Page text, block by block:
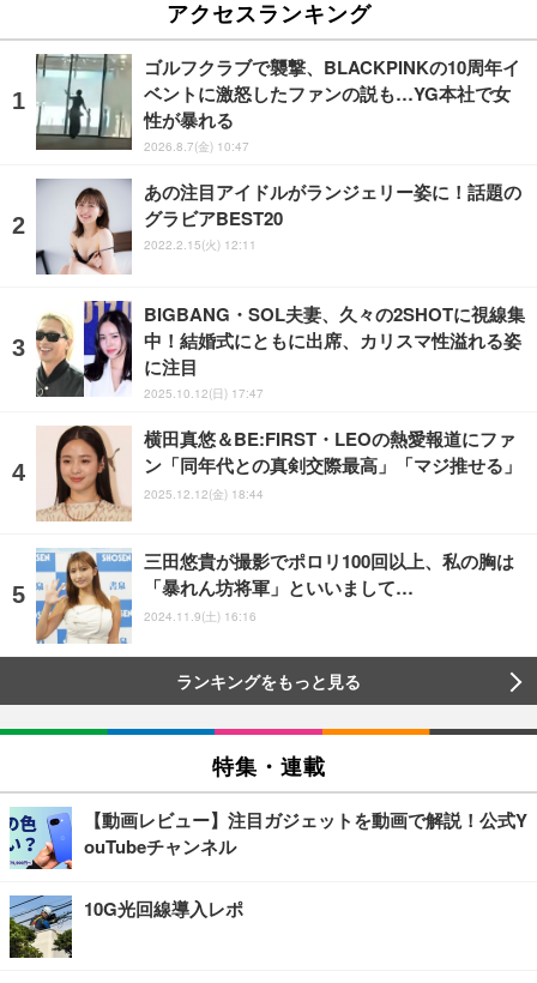
アクセスランキング
ゴルフクラブで襲撃、BLACKPINKの10周年イ
ベントに激怒したファンの説も…YG本社で女
性が暴れる
2026.8.7(金) 10:47
あの注目アイドルがランジェリー姿に！話題の
グラビアBEST20
2022.2.15(火) 12:11
BIGBANG・SOL夫妻、久々の2SHOTに視線集
中！結婚式にともに出席、カリスマ性溢れる姿
に注目
2025.10.12(日) 17:47
横田真悠＆BE:FIRST・LEOの熱愛報道にファ
ン「同年代との真剣交際最高」「マジ推せる」
2025.12.12(金) 18:44
三田悠貴が撮影でポロリ100回以上、私の胸は
「暴れん坊将軍」といいまして…
2024.11.9(土) 16:16
ランキングをもっと見る
特集・連載
【動画レビュー】注目ガジェットを動画で解説！公式Y
ouTubeチャンネル
10G光回線導入レポ